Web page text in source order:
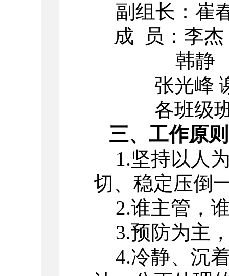
副组长：崔
成 员：李杰
韩静
张光峰
各班级
三、工作原则
1.坚持以人
切、稳定压倒
2.谁主管，
3.预防为主
4.冷静、沉